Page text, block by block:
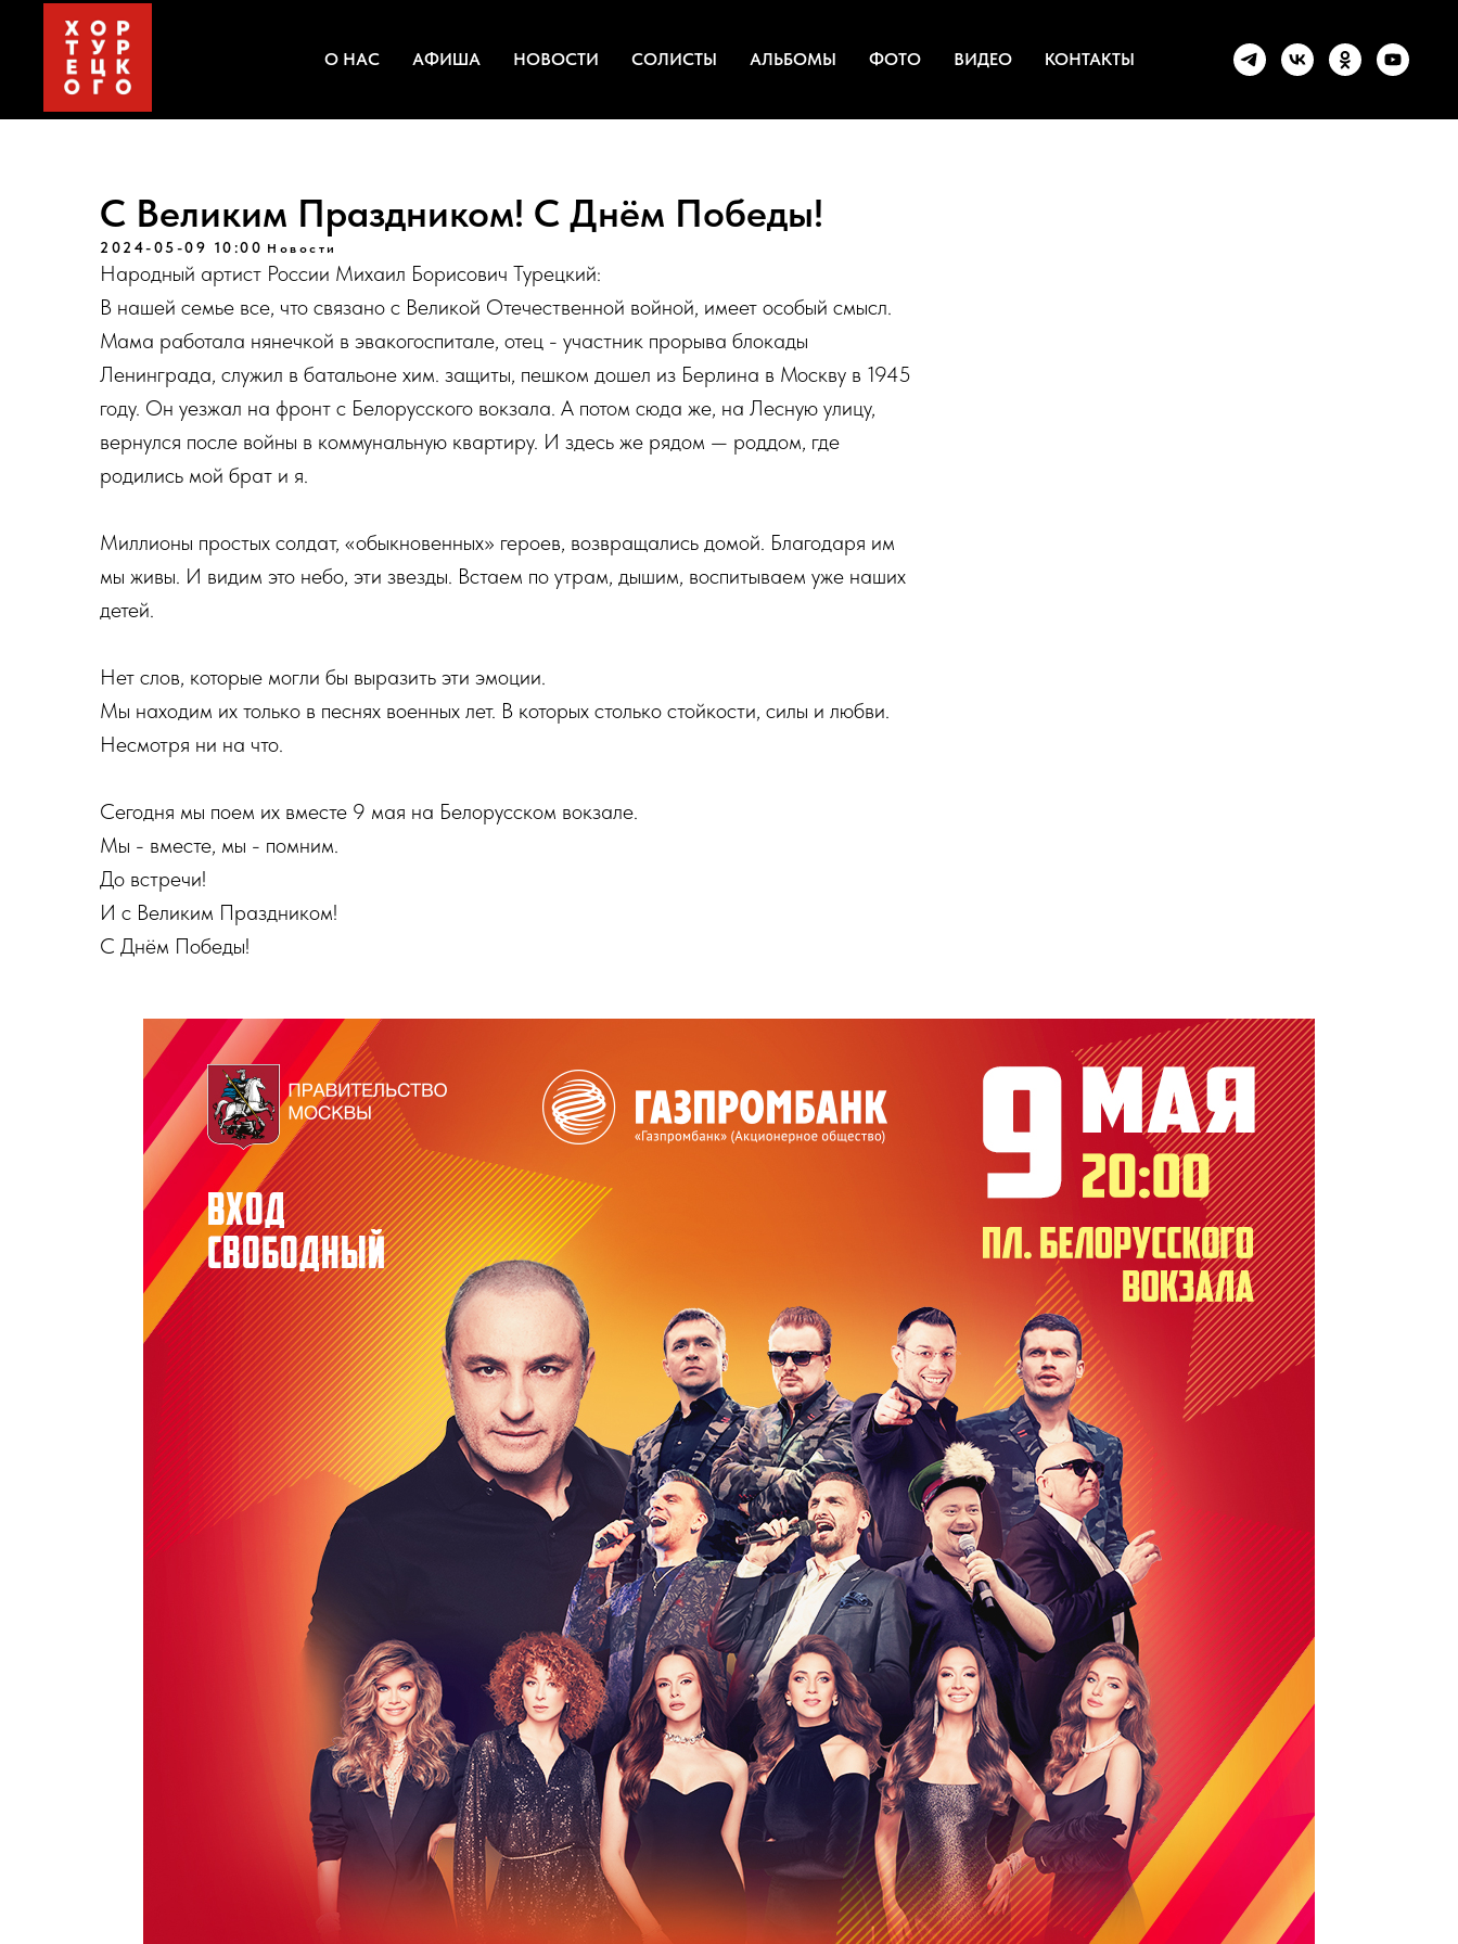
О НАС АФИША НОВОСТИ СОЛИСТЫ АЛЬБОМЫ ФОТО ВИДЕО КОНТАКТЫ
С Великим Праздником! С Днём Победы!
2024-05-09 10:00 Новости
Народный артист России Михаил Борисович Турецкий:
В нашей семье все, что связано с Великой Отечественной войной, имеет особый смысл.
Мама работала нянечкой в эвакогоспитале, отец - участник прорыва блокады
Ленинграда, служил в батальоне хим. защиты, пешком дошел из Берлина в Москву в 1945
году. Он уезжал на фронт с Белорусского вокзала. А потом сюда же, на Лесную улицу,
вернулся после войны в коммунальную квартиру. И здесь же рядом — роддом, где
родились мой брат и я.
Миллионы простых солдат, «обыкновенных» героев, возвращались домой. Благодаря им
мы живы. И видим это небо, эти звезды. Встаем по утрам, дышим, воспитываем уже наших
детей.
Нет слов, которые могли бы выразить эти эмоции.
Мы находим их только в песнях военных лет. В которых столько стойкости, силы и любви.
Несмотря ни на что.
Сегодня мы поем их вместе 9 мая на Белорусском вокзале.
Мы - вместе, мы - помним.
До встречи!
И с Великим Праздником!
С Днём Победы!